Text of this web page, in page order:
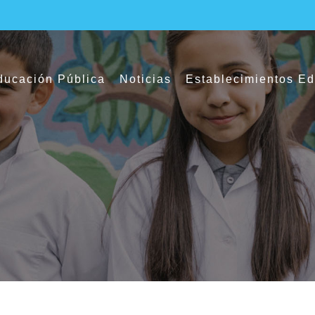
Pública Noticias Establecimientos